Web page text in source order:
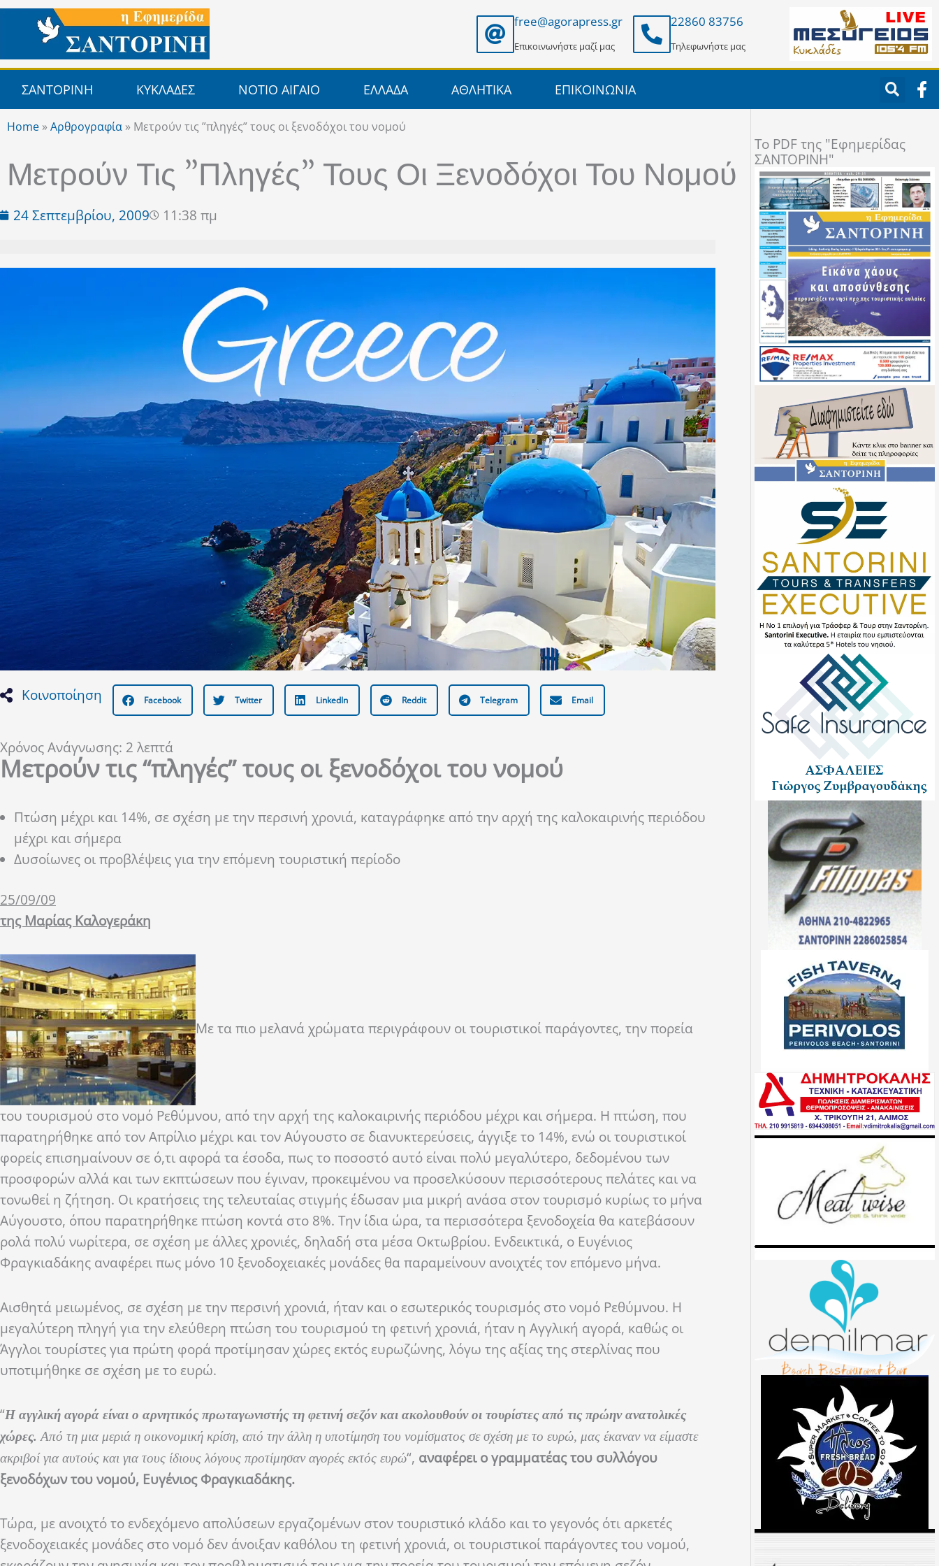
Μετάβαση
περιεχόμενο
free@agorapress.gr
Επικοινωνήστε μαζί μας
22860 83756
Τηλεφωνήστε μας
ΣΑΝΤΟΡΙΝΗ ΚΥΚΛΑΔΕΣ ΝΟΤΙΟ ΑΙΓΑΙΟ ΕΛΛΑΔΑ ΑΘΛΗΤΙΚΑ ΕΠΙΚΟΙΝΩΝΙΑ F
a
c
o
k
-
f
Home »Αρθρογραφία » Μετρούν τις ”πληγές” τους οι ξενοδόχοι του νομού
Μετρούν Τις ”πληγές” Τους Οι Ξενοδόχοι Του Νομού
24 Σεπτεμβρίου, 2009 11:38 πμ
Κοινοποίηση Facebook Twitter LinkedIn Reddit Telegram Email
Χρόνος Ανάγνωσης: 2 λεπτά
Μετρούν τις “πληγές” τους οι ξενοδόχοι του νομού
Πτώση μέχρι και 14%, σε σχέση με την περσινή χρονιά, καταγράφηκε από την αρχή της καλοκαιρινής περιόδου
μέχρι και σήμερα
Δυσοίωνες οι προβλέψεις για την επόμενη τουριστική περίοδο
25/09/09
της Μαρίας Καλογεράκη
Με τα πιο μελανά χρώματα περιγράφουν οι τουριστικοί παράγοντες, την πορεία
του τουρισμού στο νομό Ρεθύμνου, από την αρχή της καλοκαιρινής περιόδου μέχρι και σήμερα. Η πτώση, που
παρατηρήθηκε από τον Απρίλιο μέχρι και τον Αύγουστο σε διανυκτερεύσεις, άγγιξε το 14%, ενώ οι τουριστικοί
φορείς επισημαίνουν σε ό,τι αφορά τα έσοδα, πως το ποσοστό αυτό είναι πολύ μεγαλύτερο, δεδομένου των
προσφορών αλλά και των εκπτώσεων που έγιναν, προκειμένου να προσελκύσουν περισσότερους πελάτες και να
τονωθεί η ζήτηση. Οι κρατήσεις της τελευταίας στιγμής έδωσαν μια μικρή ανάσα στον τουρισμό κυρίως το μήνα
Αύγουστο, όπου παρατηρήθηκε πτώση κοντά στο 8%. Την ίδια ώρα, τα περισσότερα ξενοδοχεία θα κατεβάσουν
ρολά πολύ νωρίτερα, σε σχέση με άλλες χρονιές, δηλαδή στα μέσα Οκτωβρίου. Ενδεικτικά, ο Ευγένιος
Φραγκιαδάκης αναφέρει πως μόνο 10 ξενοδοχειακές μονάδες θα παραμείνουν ανοιχτές τον επόμενο μήνα.
Αισθητά μειωμένος, σε σχέση με την περσινή χρονιά, ήταν και ο εσωτερικός τουρισμός στο νομό Ρεθύμνου. Η
μεγαλύτερη πληγή για την ελεύθερη πτώση του τουρισμού τη φετινή χρονιά, ήταν η Αγγλική αγορά, καθώς οι
Άγγλοι τουρίστες για πρώτη φορά προτίμησαν χώρες εκτός ευρωζώνης, λόγω της αξίας της στερλίνας που
υποτιμήθηκε σε σχέση με το ευρώ.
“Η αγγλική αγορά είναι ο αρνητικός πρωταγωνιστής τη φετινή σεζόν και ακολουθούν οι τουρίστες από τις πρώην ανατολικές
χώρες. Από τη μια μεριά η οικονομική κρίση, από την άλλη η υποτίμηση του νομίσματος σε σχέση με το ευρώ, μας έκαναν να είμαστε
ακριβοί για αυτούς και για τους ίδιους λόγους προτίμησαν αγορές εκτός ευρώ“, αναφέρει ογραμματέας του συλλόγου
ξενοδόχων του νομού, Ευγένιος Φραγκιαδάκης.
Τώρα, με ανοιχτό το ενδεχόμενο απολύσεων εργαζομένων στον τουριστικό κλάδο και το γεγονός ότι αρκετές
ξενοδοχειακές μονάδες στο νομό δεν άνοιξαν καθόλου τη φετινή χρονιά, οι τουριστικοί παράγοντες του νομού,
To PDF της "Εφημερίδας
ΣΑΝΤΟΡΙΝΗ"